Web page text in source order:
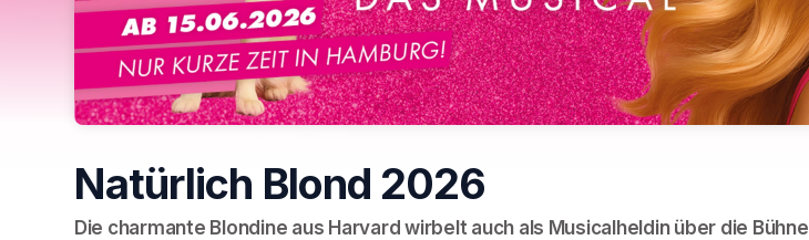
Natürlich Blond 2026
Die charmante Blondine aus Harvard wirbelt auch als Musicalheldin über die Bühne